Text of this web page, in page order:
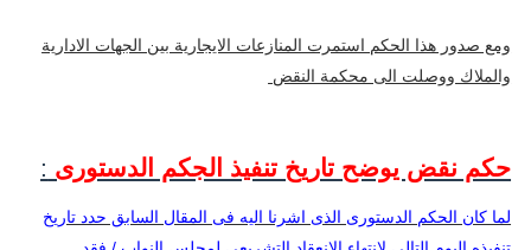
ومع صدور هذا الحكم استمرت المنازعات الايجارية بين الجهات الادارية
والملاك ووصلت الى محكمة النقض
حكم نقض يوضح تاريخ تنفيذ الجكم الدستورى :
لما كان الحكم الدستورى الذى اشرنا اليه فى المقال السابق حدد تاريخ